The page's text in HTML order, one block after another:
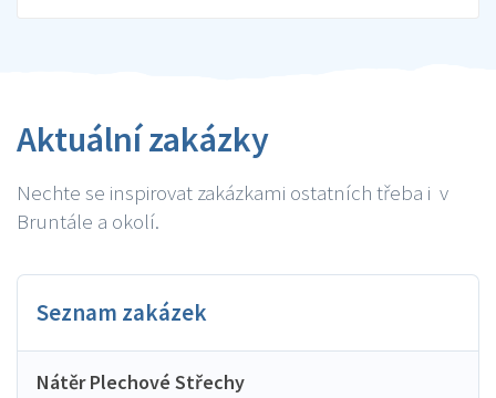
Aktuální zakázky
Nechte se inspirovat zakázkami ostatních třeba i v
Bruntále a okolí.
Seznam zakázek
Nátěr Plechové Střechy